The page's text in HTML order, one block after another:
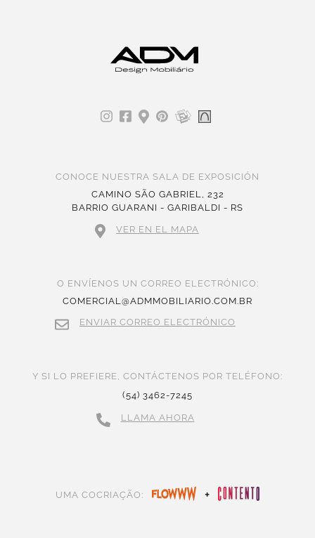
CONOCE NUESTRA SALA DE EXPOSICIÓN
CAMINO SÃO GABRIEL, 232
BARRIO GUARANI - GARIBALDI - RS
VER EN EL MAPA
O ENVÍENOS UN CORREO ELECTRÓNICO:
COMERCIAL@ADMMOBILIARIO.COM.BR
ENVIAR CORREO ELECTRÓNICO
Y SI LO PREFIERE, CONTÁCTENOS POR TELÉFONO:
(54) 3462-7245
LLAMA AHORA
UMA COCRIAÇÃO: +